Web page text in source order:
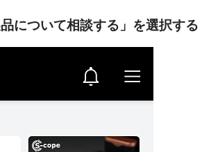
について相談する」を選択する